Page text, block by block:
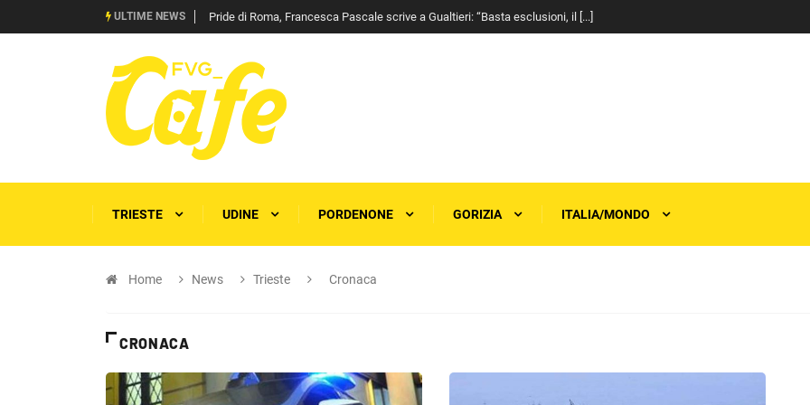
ULTIME NEWS Pride di Roma, Francesca Pascale scrive a Gualtieri: “Basta esclusioni, il [...]
TRIESTE UDINE PORDENONE GORIZIA ITALIA/MONDO
Home News Trieste Cronaca
CRONACA